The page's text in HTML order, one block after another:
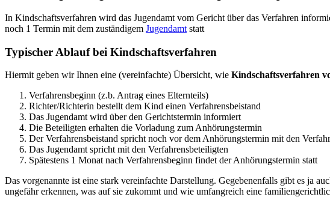
In Kindschaftsverfahren wird das Jugendamt vom Gericht über das Verfahren
noch 1 Termin mit dem zuständigem Jugendamt statt
Typischer Ablauf bei Kindschaftsverfahren
Hiermit geben wir Ihnen eine (vereinfachte) Übersicht, wie Kindschaftsverfahren
Verfahrensbeginn (z.b. Antrag eines Elternteils)
Richter/Richterin bestellt dem Kind einen Verfahrensbeistand
Das Jugendamt wird über den Gerichtstermin informiert
Die Beteiligten erhalten die Vorladung zum Anhörungstermin
Der Verfahrensbeistand spricht noch vor dem Anhörungstermin mit den
Das Jugendamt spricht mit den Verfahrensbeteiligten
Spätestens 1 Monat nach Verfahrensbeginn findet der Anhörungstermin statt
Das vorgenannte ist eine stark vereinfachte Darstellung. Gegebenenfalls gibt es ja
ungefähr erkennen, was auf sie zukommt und wie umfangreich eine